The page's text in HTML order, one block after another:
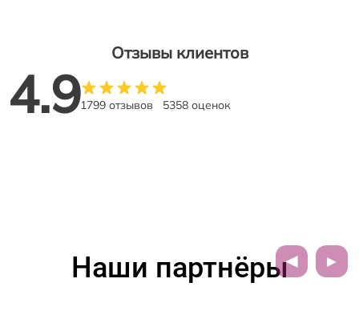
Отзывы клиентов
4.91799 отзывов 5358 оценок
Наши партнёры